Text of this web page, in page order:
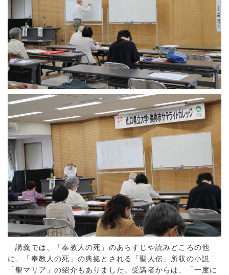
講義では、「奉教人の死」のあらすじや読みどころの他
に、「奉教人の死」の典拠とされる「聖人伝」所収の小説
「聖マリア」の紹介もありました。受講者からは、「一度に